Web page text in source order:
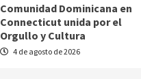
Comunidad Dominicana en
Connecticut unida por el
Orgullo y Cultura
4 de agosto de 2026